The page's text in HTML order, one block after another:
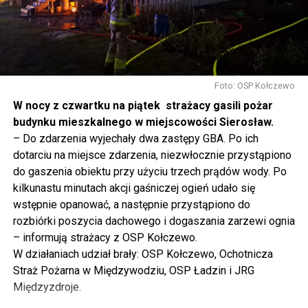
tak to traktujemy. Jesteśmy dzisiaj w Wolinie. Często to
mówię, tutaj, na wyspie Wolin, na wyspie Uznam, Polska
się tutaj nie kończy, Polska się tutaj zaczyna.
Gdyby nie determinacja rządu Prawa i Sprawiedliwości,
to tunel pod Świną do dzisiaj byłby w sferze
projektowania i dyskusji. Ważny tutaj był wkład
samorządu, ale to rząd PiS podjął w tej sprawie
najważniejsze decyzje. Powstał dzięki ogromnej
determinacji rządu najpierw Pani Premier Beaty Szydło,
a następnie Pana Premiera Mateusza Morawieckiego.
Chciałbym podziękować Panu Premierowi za to jak
osobiście pilnował powstania tej inwestycji. Cieszymy
się, że turyści również korzystają z tunelu, cieszymy się,
że wśród tych 4 milionów samochodów, które
przejechały już otwartym tunelem w Świnoujściu,
przyjechało tutaj do nas tak wielu turystów z zagranicy
– powiedział Wiceprezes PiS Joachim Brudziński w
Foto: OSP Kołczewo
W nocy z czwartku na piątek strażacy gasili pożar
budynku mieszkalnego w miejscowości Sierosław.
– Do zdarzenia wyjechały dwa zastępy GBA. Po ich
dotarciu na miejsce zdarzenia, niezwłocznie przystąpiono
do gaszenia obiektu przy użyciu trzech prądów wody. Po
kilkunastu minutach akcji gaśniczej ogień udało się
wstępnie opanować, a następnie przystąpiono do
rozbiórki poszycia dachowego i dogaszania zarzewi ognia
– informują strażacy z OSP Kołczewo.
W działaniach udział brały: OSP Kołczewo, Ochotnicza
Straż Pożarna w Międzywodziu, OSP Ładzin i JRG
Międzyzdroje.